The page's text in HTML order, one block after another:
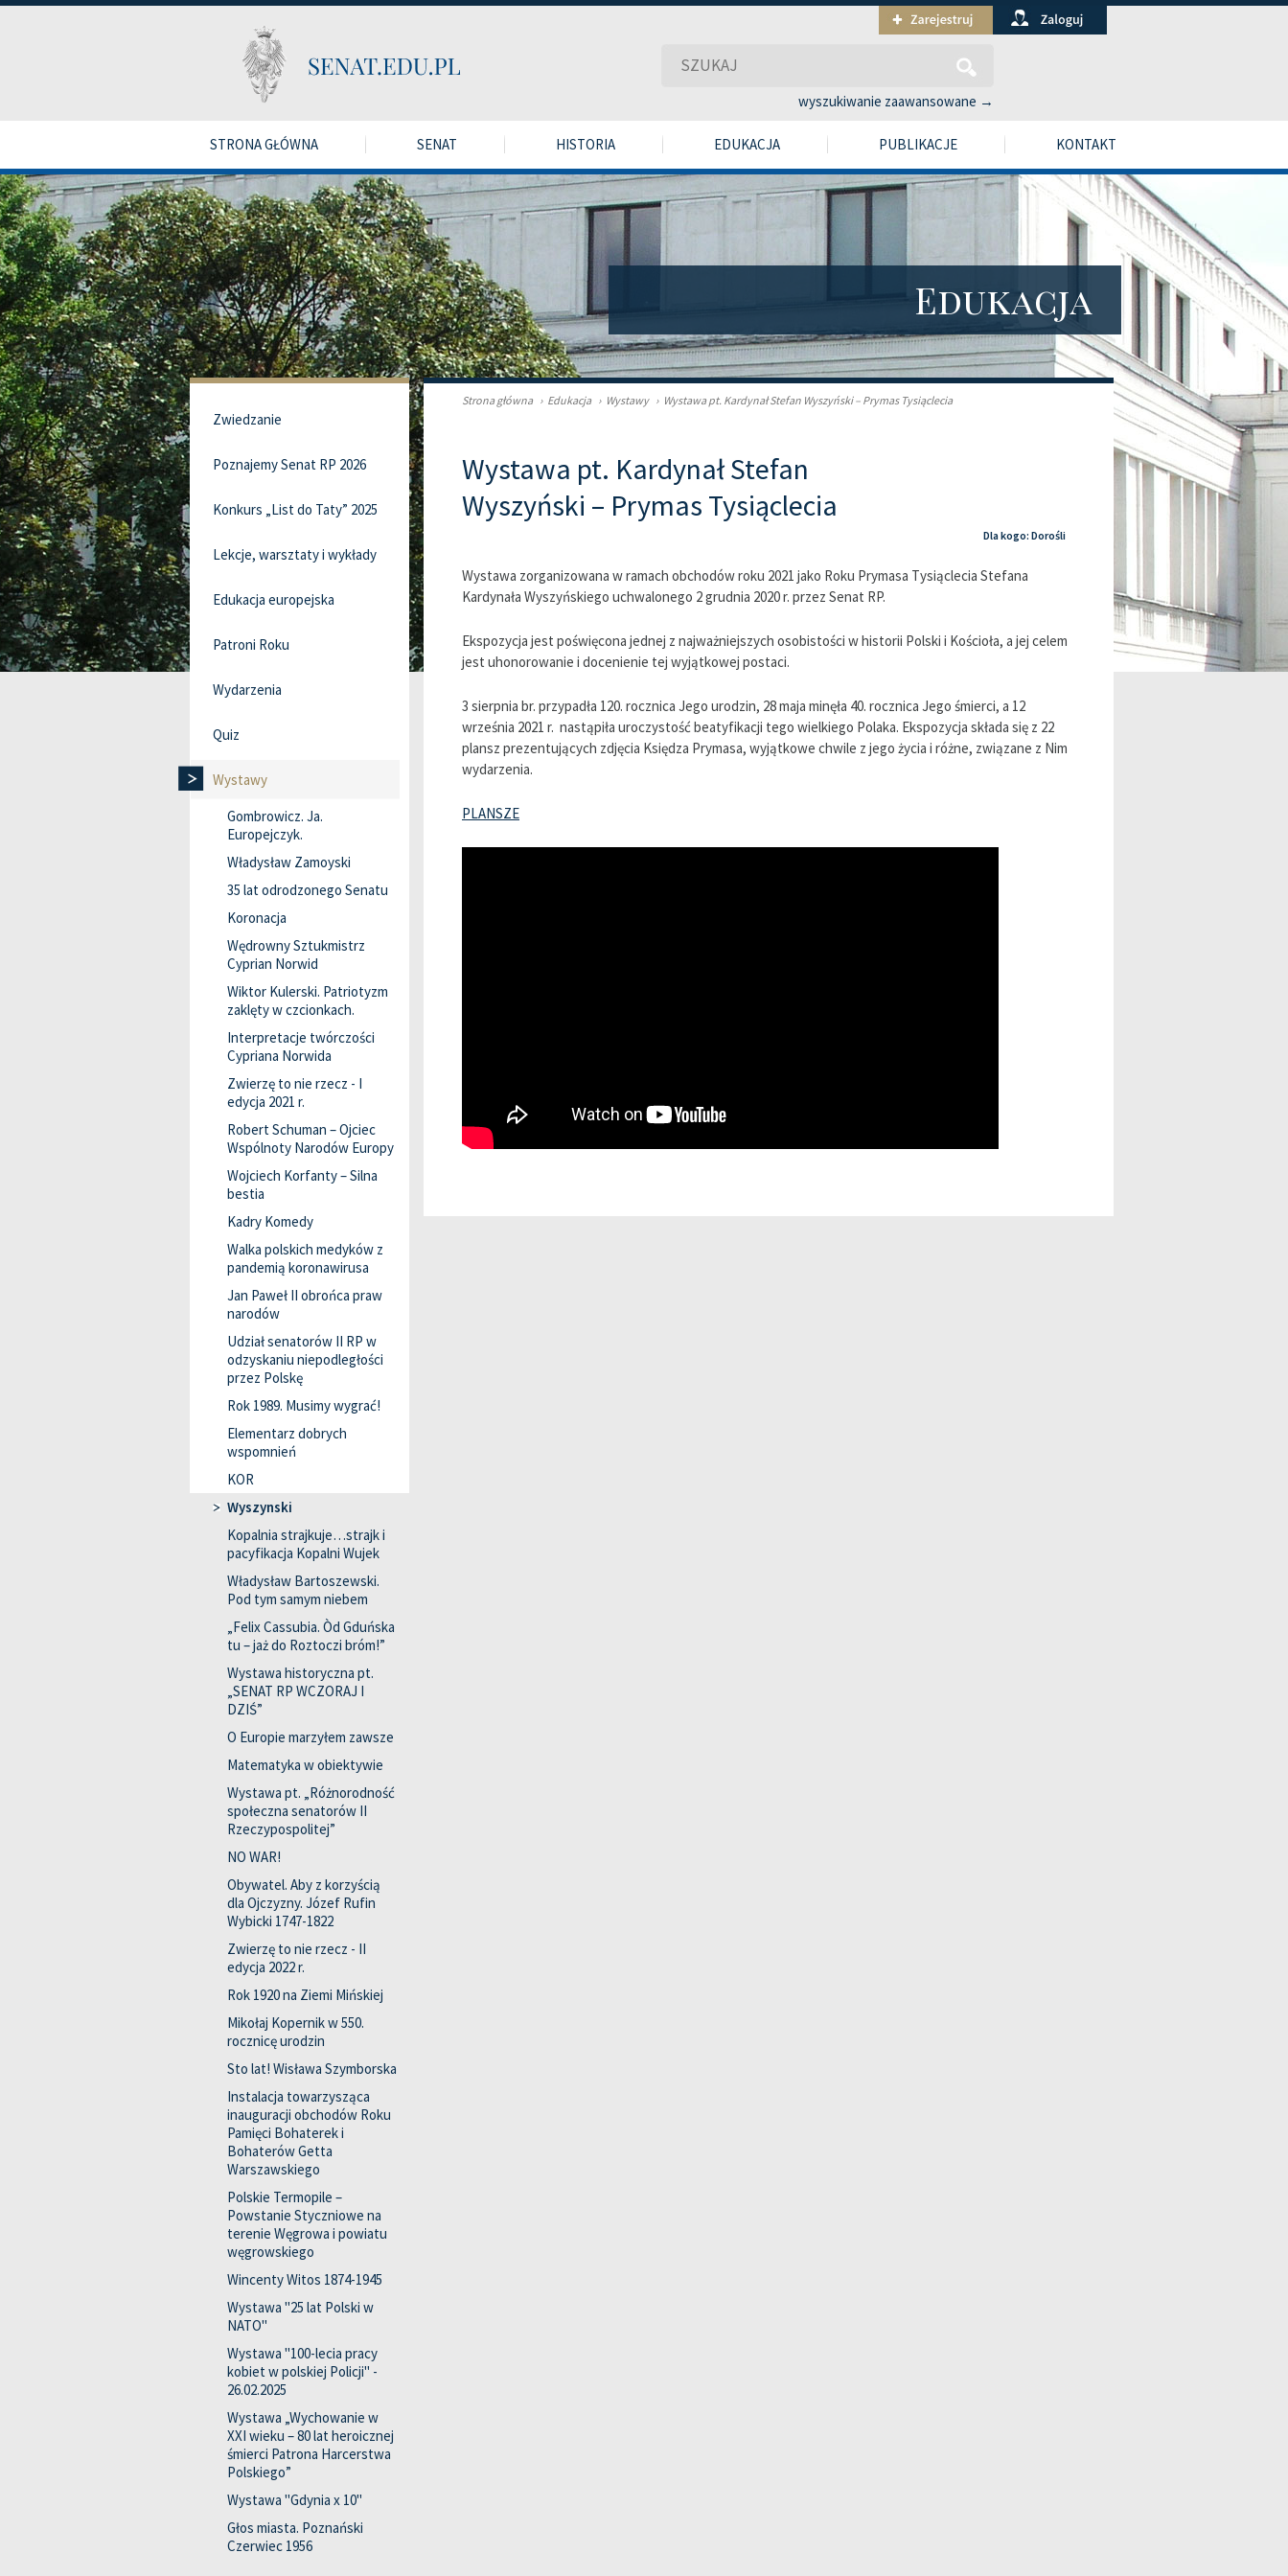
wyszukiwanie zaawansowane →
STRONA GŁÓWNA SENAT HISTORIA EDUKACJA PUBLIKACJE KONTAKT
Edukacja
Strona główna › Edukacja › Wystawy › Wystawa pt. Kardynał Stefan Wyszyński – Prymas Tysiąclecia
Wystawa pt. Kardynał Stefan
Wyszyński – Prymas Tysiąclecia
Dla kogo: Dorośli
Wystawa zorganizowana w ramach obchodów roku 2021 jako Roku Prymasa Tysiąclecia Stefana
Kardynała Wyszyńskiego uchwalonego 2 grudnia 2020 r. przez Senat RP.
Ekspozycja jest poświęcona jednej z najważniejszych osobistości w historii Polski i Kościoła, a jej celem
jest uhonorowanie i docenienie tej wyjątkowej postaci.
3 sierpnia br. przypadła 120. rocznica Jego urodzin, 28 maja minęła 40. rocznica Jego śmierci, a 12
września 2021 r. nastąpiła uroczystość beatyfikacji tego wielkiego Polaka. Ekspozycja składa się z 22
plansz prezentujących zdjęcia Księdza Prymasa, wyjątkowe chwile z jego życia i różne, związane z Nim
wydarzenia.
PLANSZE
Zwiedzanie
Poznajemy Senat RP 2026
Konkurs „List do Taty” 2025
Lekcje, warsztaty i wykłady
Edukacja europejska
Patroni Roku
Wydarzenia
Quiz
Wystawy
Gombrowicz. Ja.
Europejczyk.
Władysław Zamoyski
35 lat odrodzonego Senatu
Koronacja
Wędrowny Sztukmistrz
Cyprian Norwid
Wiktor Kulerski. Patriotyzm
zaklęty w czcionkach.
Interpretacje twórczości
Cypriana Norwida
Zwierzę to nie rzecz - I
edycja 2021 r.
Robert Schuman – Ojciec
Wspólnoty Narodów Europy
Wojciech Korfanty – Silna
bestia
Kadry Komedy
Walka polskich medyków z
pandemią koronawirusa
Jan Paweł II obrońca praw
narodów
Udział senatorów II RP w
odzyskaniu niepodległości
przez Polskę
Rok 1989. Musimy wygrać!
Elementarz dobrych
wspomnień
KOR
Wyszynski
Kopalnia strajkuje…strajk i
pacyfikacja Kopalni Wujek
Władysław Bartoszewski.
Pod tym samym niebem
„Felix Cassubia. Òd Gduńska
tu – jaż do Roztoczi bróm!”
Wystawa historyczna pt.
„SENAT RP WCZORAJ I
DZIŚ”
O Europie marzyłem zawsze
Matematyka w obiektywie
Wystawa pt. „Różnorodność
społeczna senatorów II
Rzeczypospolitej”
NO WAR!
Obywatel. Aby z korzyścią
dla Ojczyzny. Józef Rufin
Wybicki 1747-1822
Zwierzę to nie rzecz - II
edycja 2022 r.
Rok 1920 na Ziemi Mińskiej
Mikołaj Kopernik w 550.
rocznicę urodzin
Sto lat! Wisława Szymborska
Instalacja towarzysząca
inauguracji obchodów Roku
Pamięci Bohaterek i
Bohaterów Getta
Warszawskiego
Polskie Termopile –
Powstanie Styczniowe na
terenie Węgrowa i powiatu
węgrowskiego
Wincenty Witos 1874-1945
Wystawa "25 lat Polski w
NATO"
Wystawa "100-lecia pracy
kobiet w polskiej Policji" -
26.02.2025
Wystawa „Wychowanie w
XXI wieku – 80 lat heroicznej
śmierci Patrona Harcerstwa
Polskiego”
Wystawa "Gdynia x 10"
Głos miasta. Poznański
Czerwiec 1956